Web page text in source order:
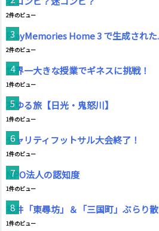
2件のビュー
PlayMemories Home 3 で生成され
2件のビュー
世界一大きな授業でギネスに挑戦！
1件のビュー
凍ゆる旅【日光・鬼怒川】
1件のビュー
チャリティフットサル大会終了！
1件のビュー
NPO法人の認知度
1件のビュー
福井「東尋坊」＆「三国町」ぶらり
1件のビュー